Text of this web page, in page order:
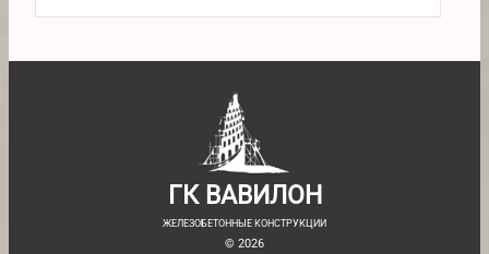
ГК ВАВИЛОН
ЖЕЛЕЗОБЕТОННЫЕ КОНСТРУКЦИИ
© 2026